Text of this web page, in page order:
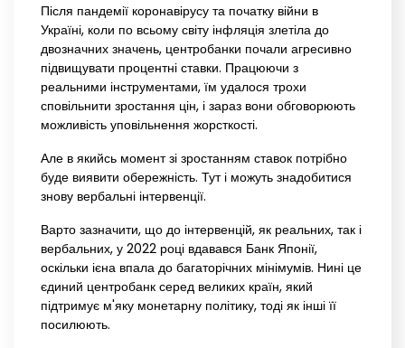
Після пандемії коронавірусу та початку війни в
Україні, коли по всьому світу інфляція злетіла до
двозначних значень, центробанки почали агресивно
підвищувати процентні ставки. Працюючи з
реальними інструментами, їм удалося трохи
сповільнити зростання цін, і зараз вони обговорюють
можливість уповільнення жорсткості.
Але в якийсь момент зі зростанням ставок потрібно
буде виявити обережність. Тут і можуть знадобитися
знову вербальні інтервенції.
Варто зазначити, що до інтервенцій, як реальних, так і
вербальних, у 2022 році вдавався Банк Японії,
оскільки ієна впала до багаторічних мінімумів. Нині це
єдиний центробанк серед великих країн, який
підтримує м'яку монетарну політику, тоді як інші її
посилюють.